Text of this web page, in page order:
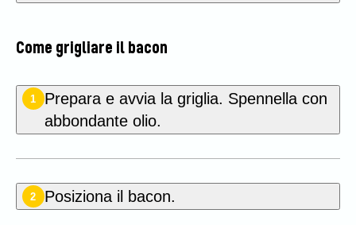
Come grigliare il bacon
1
Prepara e avvia la griglia. Spennella con
abbondante olio.
2 Posiziona il bacon.